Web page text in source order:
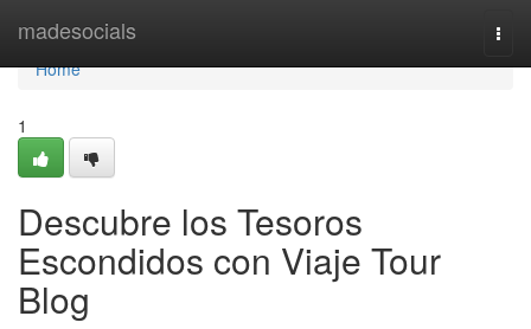
madesocials
Home
Home
1
Descubre los Tesoros
Escondidos con Viaje Tour
Blog